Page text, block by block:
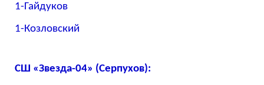
1-Гайдуков
1-Козловский
СШ «Звезда-04» (Серпухов):